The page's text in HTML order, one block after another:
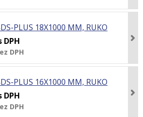
PLUS 18X1000 MM, RUKO
DPH
DPH
PLUS 16X1000 MM, RUKO
DPH
DPH